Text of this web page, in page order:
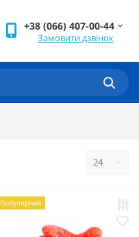
+38 (066) 407-00-44
Замовити дзвінок
Популярний